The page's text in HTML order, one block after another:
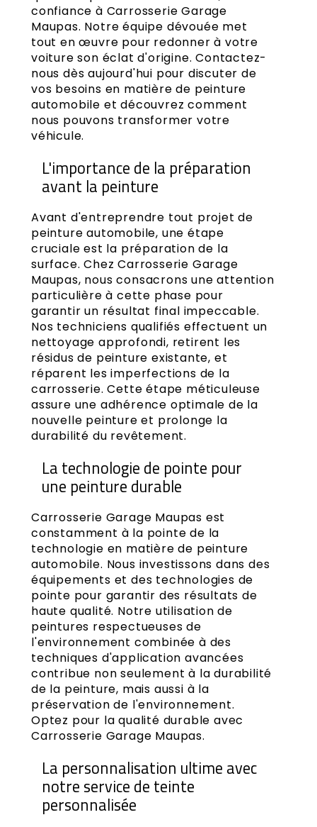
confiance à Carrosserie Garage
Maupas. Notre équipe dévouée met
tout en œuvre pour redonner à votre
voiture son éclat d'origine. Contactez-
nous dès aujourd'hui pour discuter de
vos besoins en matière de peinture
automobile et découvrez comment
nous pouvons transformer votre
véhicule.
L'importance de la préparation
avant la peinture
Avant d'entreprendre tout projet de
peinture automobile, une étape
cruciale est la préparation de la
surface. Chez Carrosserie Garage
Maupas, nous consacrons une attention
particulière à cette phase pour
garantir un résultat final impeccable.
Nos techniciens qualifiés effectuent un
nettoyage approfondi, retirent les
résidus de peinture existante, et
réparent les imperfections de la
carrosserie. Cette étape méticuleuse
assure une adhérence optimale de la
nouvelle peinture et prolonge la
durabilité du revêtement.
La technologie de pointe pour
une peinture durable
Carrosserie Garage Maupas est
constamment à la pointe de la
technologie en matière de peinture
automobile. Nous investissons dans des
équipements et des technologies de
pointe pour garantir des résultats de
haute qualité. Notre utilisation de
peintures respectueuses de
l'environnement combinée à des
techniques d'application avancées
contribue non seulement à la durabilité
de la peinture, mais aussi à la
préservation de l'environnement.
Optez pour la qualité durable avec
Carrosserie Garage Maupas.
La personnalisation ultime avec
notre service de teinte
personnalisée